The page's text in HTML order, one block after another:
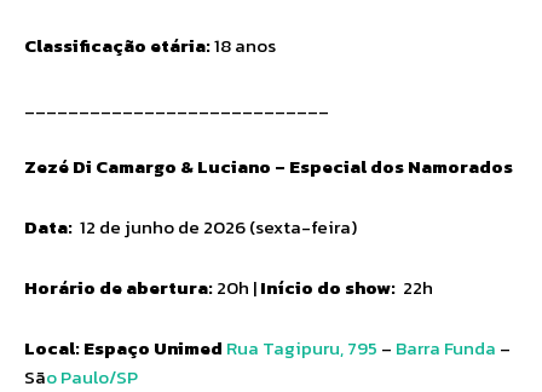
Classificação etária:18 anos
____________________________
Zezé Di Camargo & Luciano – Especial dos Namorados
Data: 12 de junho de 2026 (sexta-feira)
Horário de abertura:20h |Início do show: 22h
Local: Espaço Unimed Rua Tagipuru, 795 – Barra Funda –
São Paulo/SP